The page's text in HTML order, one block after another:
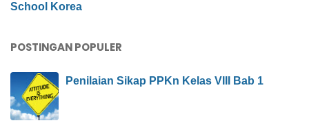
School Korea
POSTINGAN POPULER
Penilaian Sikap PPKn Kelas VIII Bab 1